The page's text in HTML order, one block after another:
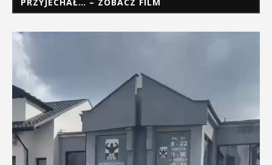
PRZYJECHAŁ… – ZOBACZ FILM
Odtwarzacz